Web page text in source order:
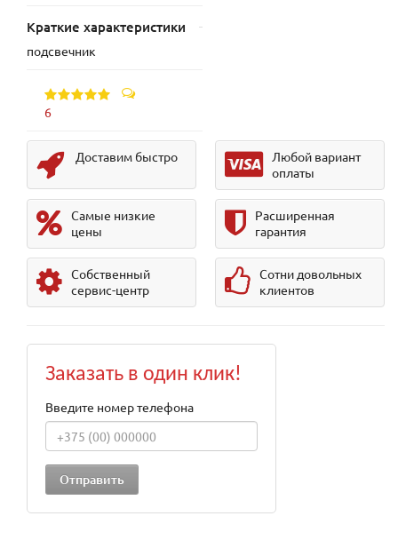
Краткие характеристики
подсвечник
6
Доставим быстро
Любой вариант
оплаты
Самые низкие
цены
Расширенная
гарантия
Собственный
сервис-центр
Сотни довольных
клиентов
Заказать в один клик!
Введите номер телефона